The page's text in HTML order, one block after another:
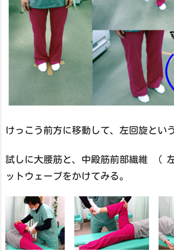
けっこう前方に移動して、左回旋とい
試しに大腰筋と、中殿筋前部繊維 （
ットウェーブをかけてみる。